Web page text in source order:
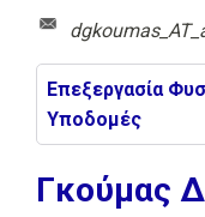
Επεξεργασία
Υποδομές
Γκούμας